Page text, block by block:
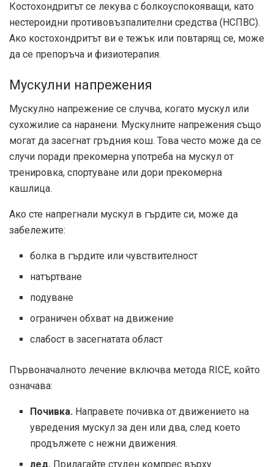
Костохондритът се лекува с болкоуспокояващи, като
нестероидни противовъзпалителни средства (НСПВС).
Ако костохондритът ви е тежък или повтарящ се, може
да се препоръча и физиотерапия.
Мускулни напрежения
Мускулно напрежение се случва, когато мускул или
сухожилие са наранени. Мускулните напрежения също
могат да засегнат гръдния кош. Това често може да се
случи поради прекомерна употреба на мускул от
тренировка, спортуване или дори прекомерна
кашлица.
Ако сте напрегнали мускул в гърдите си, може да
забележите:
болка в гърдите или чувствителност
натъртване
подуване
ограничен обхват на движение
слабост в засегнатата област
Първоначалното лечение включва метода RICE, който
означава:
Почивка. Направете почивка от движението на
увредения мускул за ден или два, след което
продължете с нежни движения.
лед. Прилагайте студен компрес върху